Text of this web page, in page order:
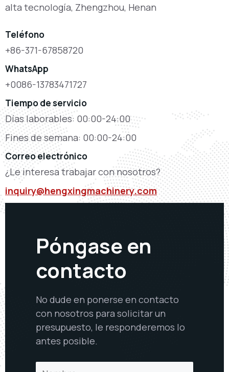
alta tecnología, Zhengzhou, Henan
Teléfono
+86-371-67858720
WhatsApp
+0086-13783471727
Tiempo de servicio
Días laborables: 00:00-24:00
Fines de semana: 00:00-24:00
Correo electrónico
¿Le interesa trabajar con nosotros?
inquiry@hengxingmachinery.com
Póngase en
contacto
No dude en ponerse en contacto
con nosotros para solicitar un
presupuesto, le responderemos lo
antes posible.